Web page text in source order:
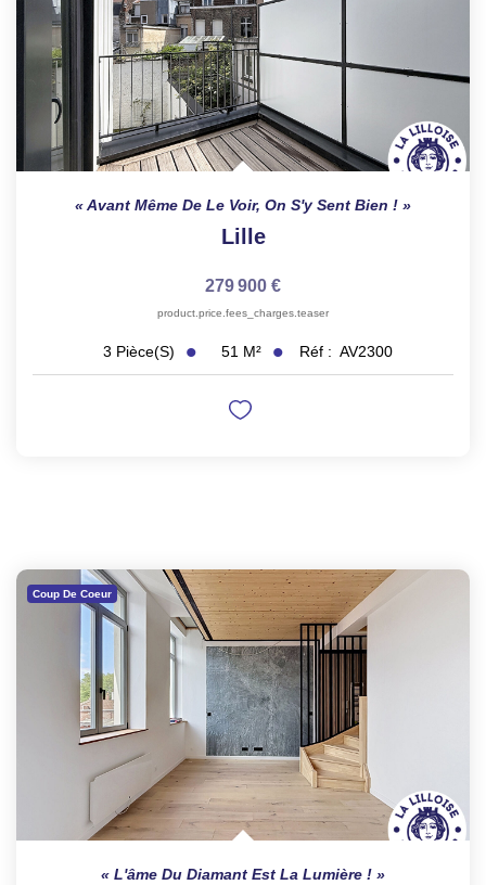
Avant Même De Le Voir, On S'y Sent Bien !
Lille
279 900 €
product.price.fees_charges.teaser
3 Pièce(s) 51 M² Réf : AV2300
Coup De Coeur
L'âme Du Diamant Est La Lumière !